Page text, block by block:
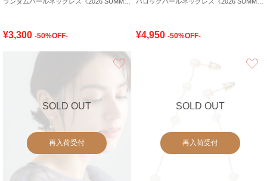
¥3,300 -50%OFF- ¥4,950 -50%OFF-
SOLD OUT
再入荷受付
SOLD OUT
再入荷受付